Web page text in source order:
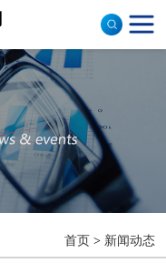
首页 > 新闻动态